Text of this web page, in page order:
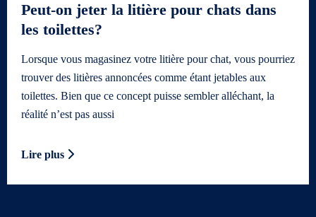
Peut-on jeter la litière pour chats dans
les toilettes?
Lorsque vous magasinez votre litière pour chat, vous pourriez
trouver des litières annoncées comme étant jetables aux
toilettes. Bien que ce concept puisse sembler alléchant, la
réalité n’est pas aussi
Lire plus